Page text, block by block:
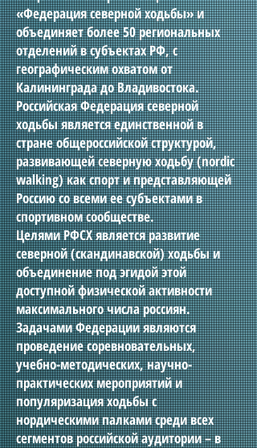
«Федерация северной ходьбы» и
объединяет более 50 региональных
отделений в субъектах РФ, с
географическим охватом от
Калининграда до Владивостока.
Российская Федерация северной
ходьбы является единственной в
стране общероссийской структурой,
развивающей северную ходьбу (nordic
walking) как спорт и представляющей
Россию со всеми ее субъектами в
спортивном сообществе.
Целями РФСХ является развитие
северной (скандинавской) ходьбы и
объединение под эгидой этой
доступной физической активности
максимального числа россиян.
Задачами Федерации являются
проведение соревновательных,
учебно-методических, научно-
практических мероприятий и
популяризация ходьбы с
нордическими палками среди всех
сегментов российской аудитории – в